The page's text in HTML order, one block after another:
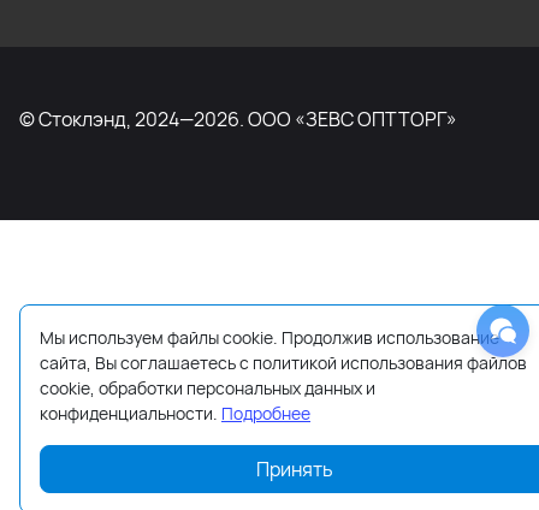
© Стоклэнд, 2024—2026. ООО «ЗЕВС ОПТТОРГ»
Мы используем файлы cookie. Продолжив использование
сайта, Вы соглашаетесь с политикой использования файлов
cookie, обработки персональных данных и
конфиденциальности. Подробнее
Принять